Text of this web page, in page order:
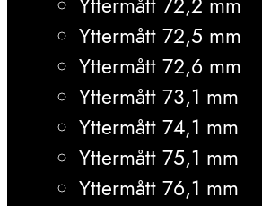
Yttermått 72,5 mm
Yttermått 72,6 mm
Yttermått 73,1 mm
Yttermått 74,1 mm
Yttermått 75,1 mm
Yttermått 76,1 mm